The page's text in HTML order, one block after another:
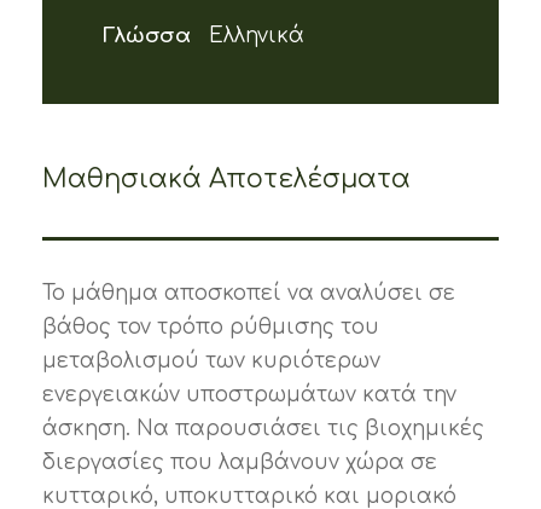
Γλώσσα Ελληνικά
Μαθησιακά Αποτελέσματα
Το μάθημα αποσκοπεί να αναλύσει σε
βάθος τον τρόπο ρύθμισης του
μεταβολισμού των κυριότερων
ενεργειακών υποστρωμάτων κατά την
άσκηση. Να παρουσιάσει τις βιοχημικές
διεργασίες που λαμβάνουν χώρα σε
κυτταρικό, υποκυτταρικό και μοριακό